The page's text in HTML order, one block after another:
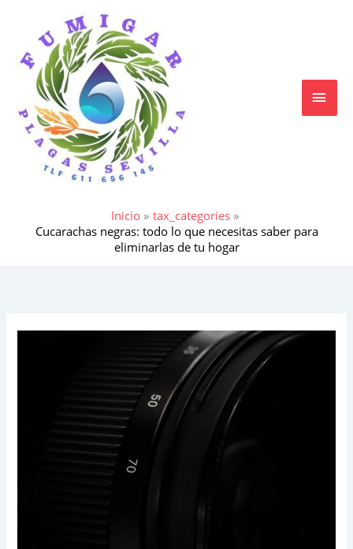
contenido
Inicio
tax_categories
Cucarachas negras: todo lo que necesitas saber para
eliminarlas de tu hogar